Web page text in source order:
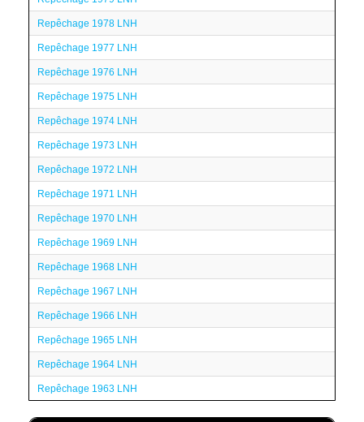
Repêchage 1978 LNH
Repêchage 1977 LNH
Repêchage 1976 LNH
Repêchage 1975 LNH
Repêchage 1974 LNH
Repêchage 1973 LNH
Repêchage 1972 LNH
Repêchage 1971 LNH
Repêchage 1970 LNH
Repêchage 1969 LNH
Repêchage 1968 LNH
Repêchage 1967 LNH
Repêchage 1966 LNH
Repêchage 1965 LNH
Repêchage 1964 LNH
Repêchage 1963 LNH